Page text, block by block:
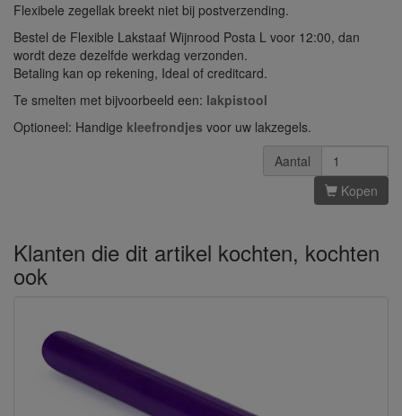
Flexibele zegellak breekt niet bij postverzending.
Bestel de Flexible Lakstaaf Wijnrood Posta L voor 12:00, dan
wordt deze dezelfde werkdag verzonden.
Betaling kan op rekening, Ideal of creditcard.
Te smelten met bijvoorbeeld een: lakpistool
Optioneel: Handige kleefrondjes voor uw lakzegels.
Aantal
Kopen
Klanten die dit artikel kochten, kochten
ook